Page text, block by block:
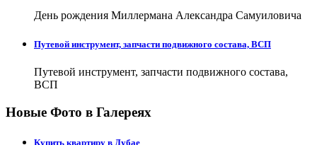
День рождения Миллермана Александра Самуиловича
Путевой инструмент, запчасти подвижного состава, ВСП
Путевой инструмент, запчасти подвижного состава,
ВСП
Новые Фото в Галереях
Купить квартиру в Дубае